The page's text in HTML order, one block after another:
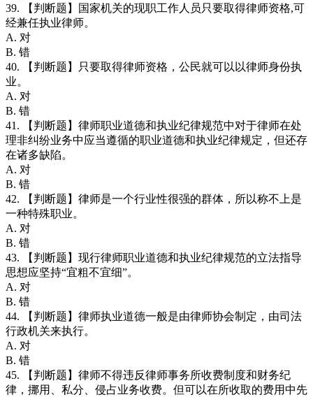
39. 【判断题】国家机关的现职工作人员只要取得律师资格,可
经兼任执业律师。
A. 对
B. 错
40. 【判断题】只要取得律师资格，公民就可以以律师身份执
业。
A. 对
B. 错
41. 【判断题】律师职业道德和执业纪律规范中对于律师在处
理非纠纷业务中应当遵循的职业道德和执业纪律规定，但还存
在诸多缺陷。
A. 对
B. 错
42. 【判断题】律师是一个行业性很强的群体，所以称不上是
一种特殊职业。
A. 对
B. 错
43. 【判断题】现行律师职业道德和执业纪律规范的立法指导
思想应坚持“宜粗不宜细”。
A. 对
B. 错
44. 【判断题】律师执业道德一般是由律师协会制定，由司法
行政机关来执行。
A. 对
B. 错
45. 【判断题】律师不得违反律师事务所收费制度和财务纪
律，挪用、私分、侵占业务收费。但可以在所收取的费用中先